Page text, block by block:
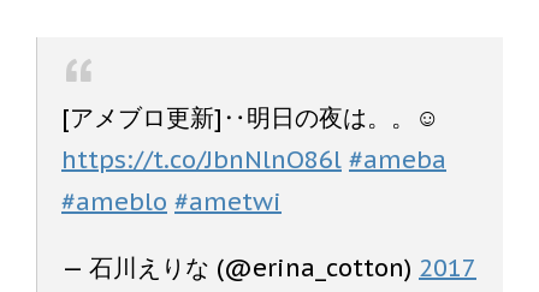
[アメブロ更新]‥明日の夜は。。☺︎
https://t.co/JbnNlnO86l #ameba
#ameblo #ametwi
— 石川えりな (@erina_cotton) 2017